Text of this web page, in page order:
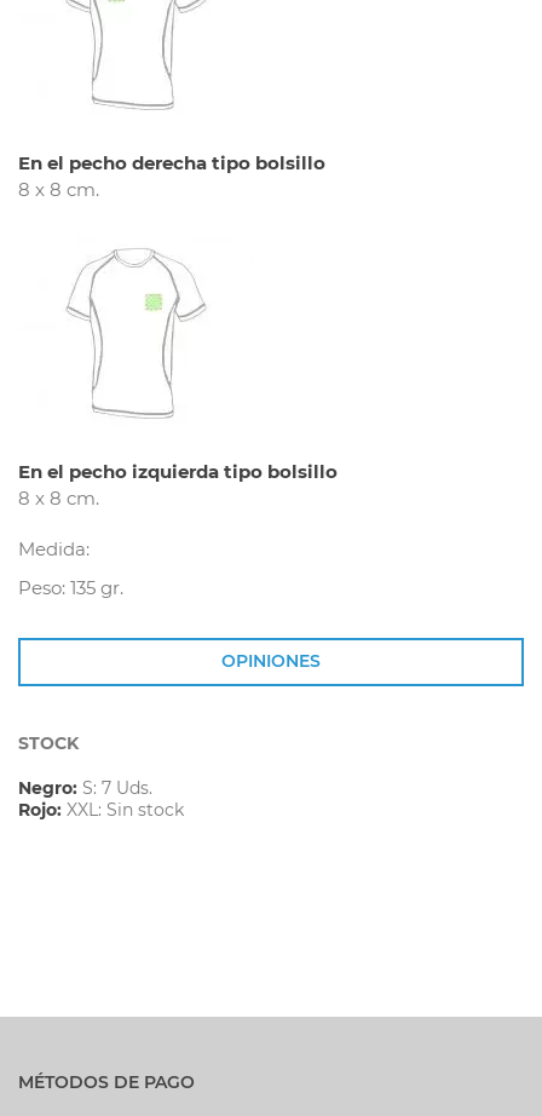
En el pecho derecha tipo bolsillo
8 x 8 cm.
En el pecho izquierda tipo bolsillo
8 x 8 cm.
Medida:
Peso: 135 gr.
OPINIONES
STOCK
Negro: S: 7 Uds.
Rojo: XXL: Sin stock
MÉTODOS DE PAGO